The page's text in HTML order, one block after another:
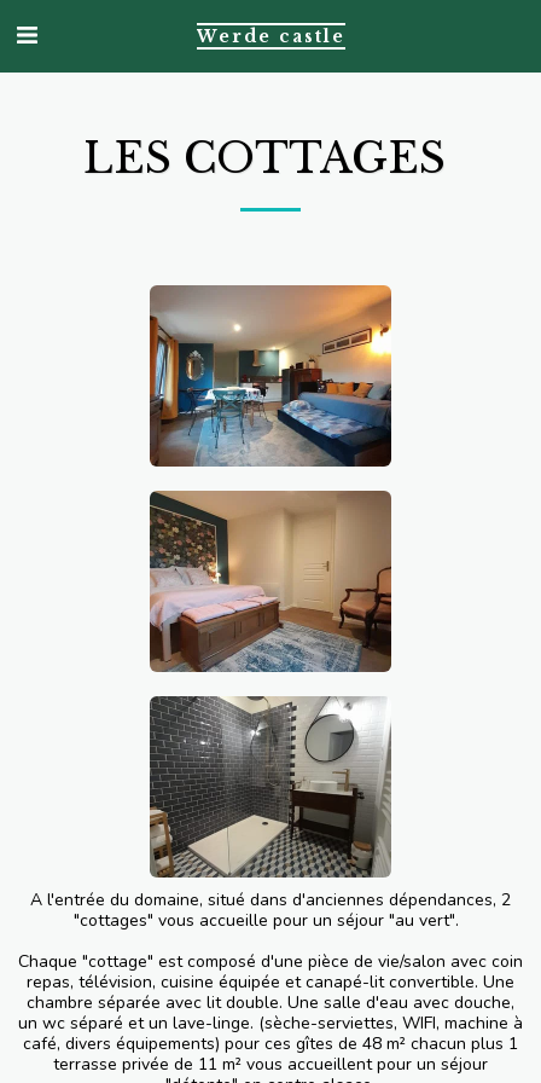
Werde castle
LES COTTAGES
A l'entrée du domaine, situé dans d'anciennes dépendances, 2
"cottages" vous accueille pour un séjour "au vert".
Chaque "cottage" est composé d'une pièce de vie/salon avec coin
repas, télévision, cuisine équipée et canapé-lit convertible. Une
chambre séparée avec lit double. Une salle d'eau avec douche,
un wc séparé et un lave-linge. (sèche-serviettes, WIFI, machine à
café, divers équipements) pour ces gîtes de 48 m² chacun plus 1
terrasse privée de 11 m² vous accueillent pour un séjour